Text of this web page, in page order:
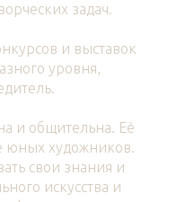
задач.
и выставок
уровня,
и общительна. Её
юных художников.
свои знания и
искусства и